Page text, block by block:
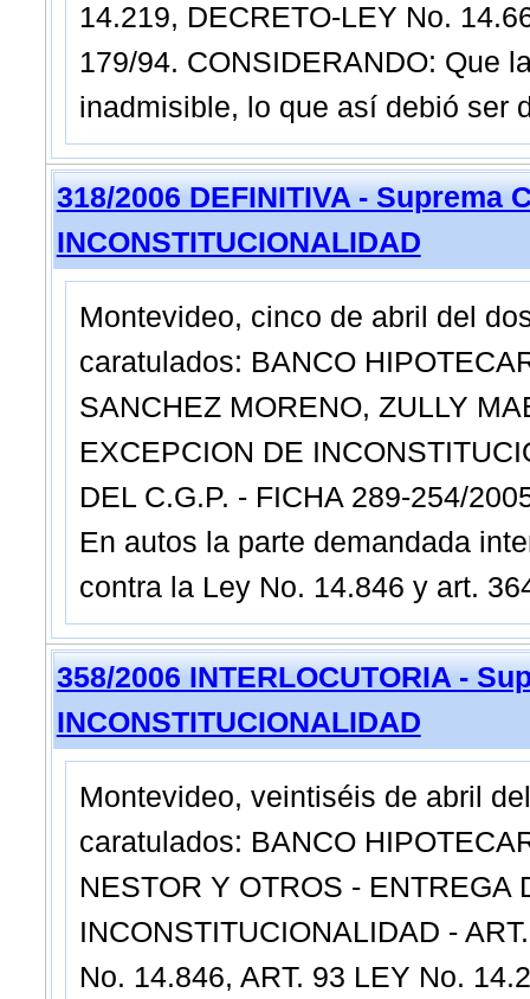
14.219, DECRETO-LEY No.
179/94. CONSIDERANDO: Que
inadmisible, lo que así debió ser
318/2006 DEFINITIVA - Suprema
INCONSTITUCIONALIDAD
Montevideo, cinco de abril del
caratulados: BANCO
SANCHEZ MORENO, ZULLY
EXCEPCION DE
DEL C.G.P. - FICHA 289-254/
En autos la parte demandada
contra la Ley No. 14.846 y art.
358/2006 INTERLOCUTORIA -
INCONSTITUCIONALIDAD
Montevideo, veintiséis de abril
caratulados: BANCO
NESTOR Y OTROS - ENTREGA
INCONSTITUCIONALIDAD -
No. 14.846, ART. 93 LEY No.